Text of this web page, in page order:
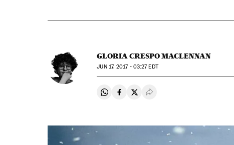
GLORIA CRESPO MACLENNAN
JUN17, 2017 - 03:27EDT
Compartir en Whatsapp
Compartir en Facebook
Compartir en Twitter
Desplegar Redes Sociales